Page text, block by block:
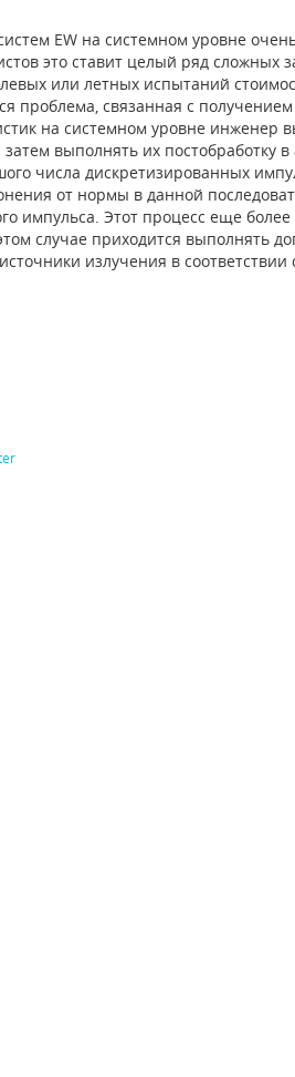
EW на системном уровне
это ставит целый ряд сложных
или летных испытаний
проблема, связанная с
на системном уровне инженер
выполнять их постобработку
числа дискретизированных
от нормы в данной
импульса. Этот процесс еще более
случае приходится выполнять
излучения в